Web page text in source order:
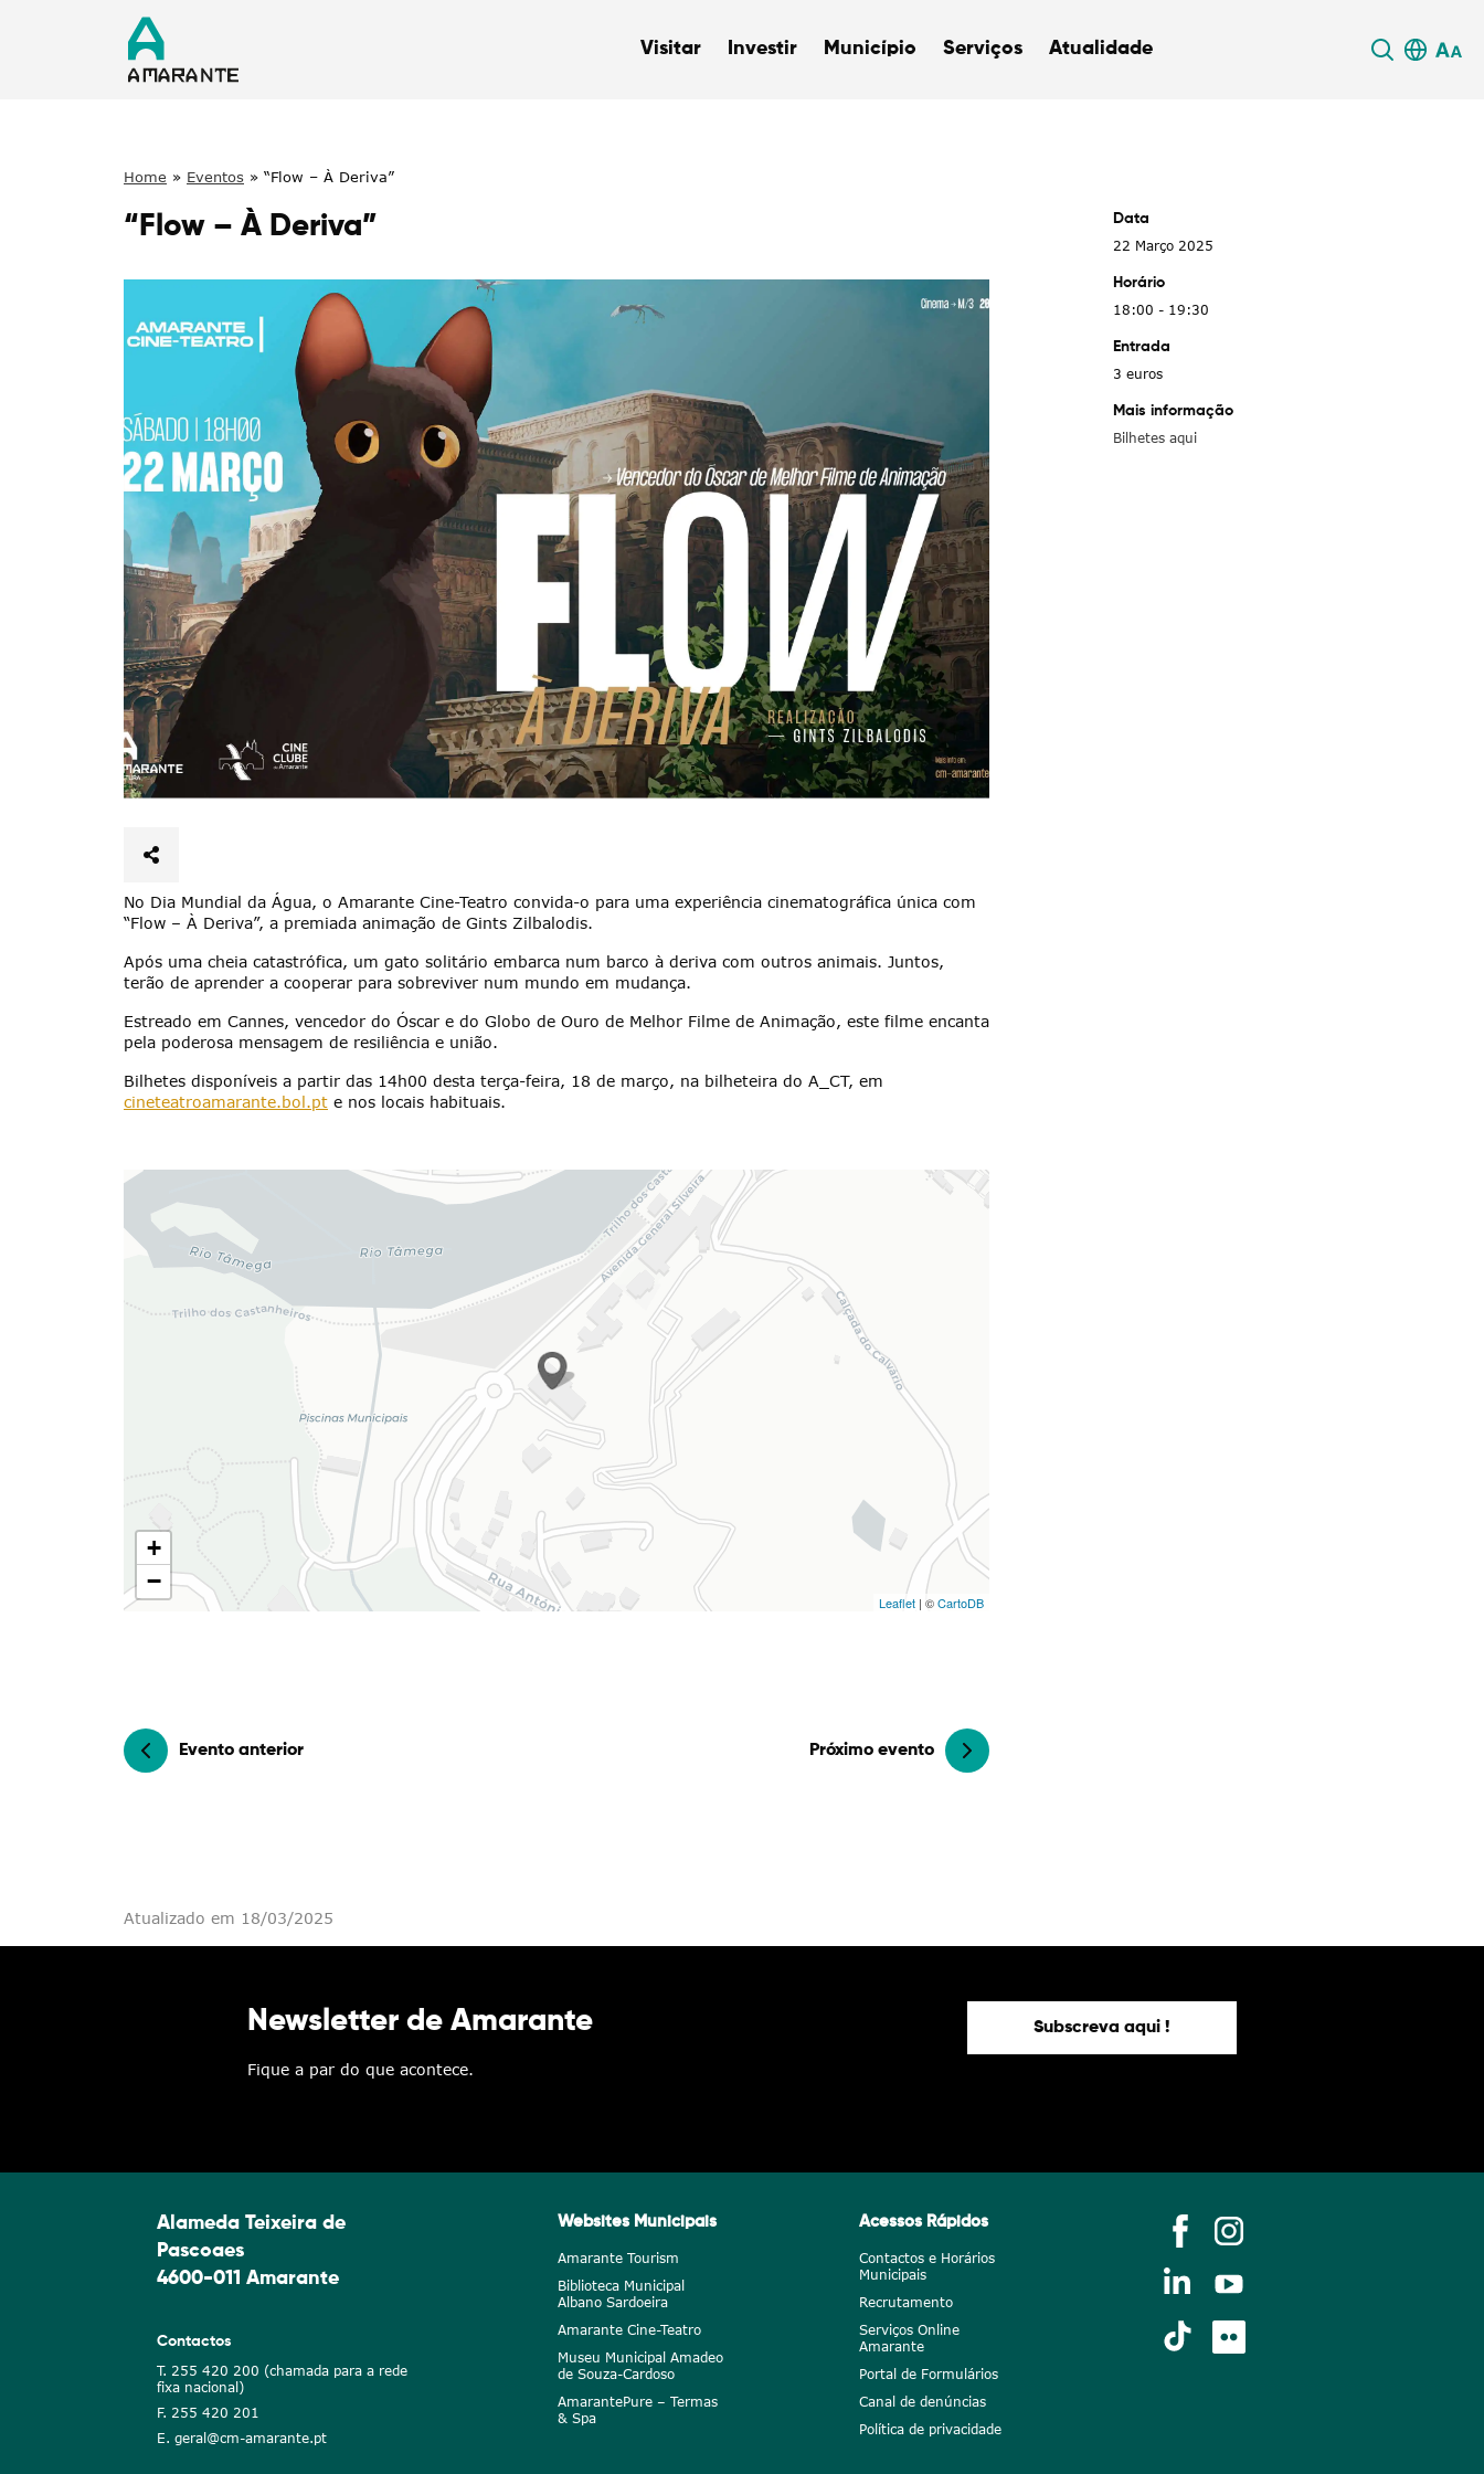
Visitar Investir Município Serviços Atualidade
Termo de Pesquisa
Categorias gerais
Home » Eventos » “Flow – À Deriva”
“Flow – À Deriva”
No Dia Mundial da Água, o Amarante Cine-Teatro convida-o para uma experiência cinematográfica única com
“Flow – À Deriva”, a premiada animação de Gints Zilbalodis.
Após uma cheia catastrófica, um gato solitário embarca num barco à deriva com outros animais. Juntos,
terão de aprender a cooperar para sobreviver num mundo em mudança.
Estreado em Cannes, vencedor do Óscar e do Globo de Ouro de Melhor Filme de Animação, este filme encanta
pela poderosa mensagem de resiliência e união.
Bilhetes disponíveis a partir das 14h00 desta terça-feira, 18 de março, na bilheteira do A_CT, em
cineteatroamarante.bol.pt e nos locais habituais.
+
−
Leaflet | ©CartoDB
Evento anterior Próximo evento
Data
22 Março 2025
Horário
18:00 - 19:30
Entrada
3 euros
Mais informação
Bilhetes aqui
Atualizado em 18/03/2025
Newsletter de Amarante
Fique a par do que acontece.
Subscreva aqui !
Alameda Teixeira de
Pascoaes
4600-011 Amarante
Contactos
T. 255 420 200 (chamada para a rede
fixa nacional)
F. 255 420 201
E. geral@cm-amarante.pt
Websites Municipais
Amarante Tourism
Biblioteca Municipal
Albano Sardoeira
Amarante Cine-Teatro
Museu Municipal Amadeo
de Souza-Cardoso
AmarantePure – Termas
& Spa
Acessos Rápidos
Contactos e Horários
Municipais
Recrutamento
Serviços Online
Amarante
Portal de Formulários
Canal de denúncias
Política de privacidade